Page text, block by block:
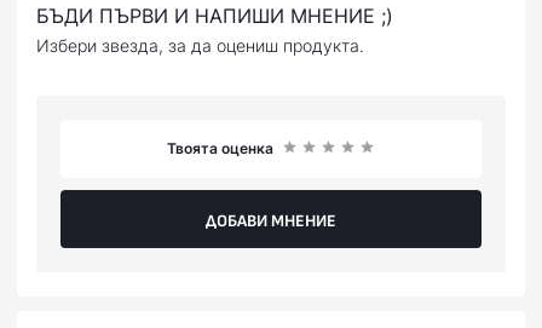
БЪДИ ПЪРВИ И НАПИШИ МНЕНИЕ ;)
Избери звезда, за да оцениш продукта.
Твоята оценка
ДОБАВИ МНЕНИЕ